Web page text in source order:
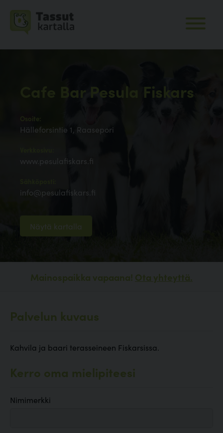
Cafe Bar Pesula Fiskars
Osoite:
Hälleforsintie 1, Raasepori
www.pesulafiskars.fi
info@pesulafiskars.fi
Näytä kartalla
Mainospaikka vapaana! Ota yhteyttä.
Palvelun kuvaus
Kahvila ja baari terasseineen Fiskarsissa.
Kerro oma mielipiteesi
Nimimerkki